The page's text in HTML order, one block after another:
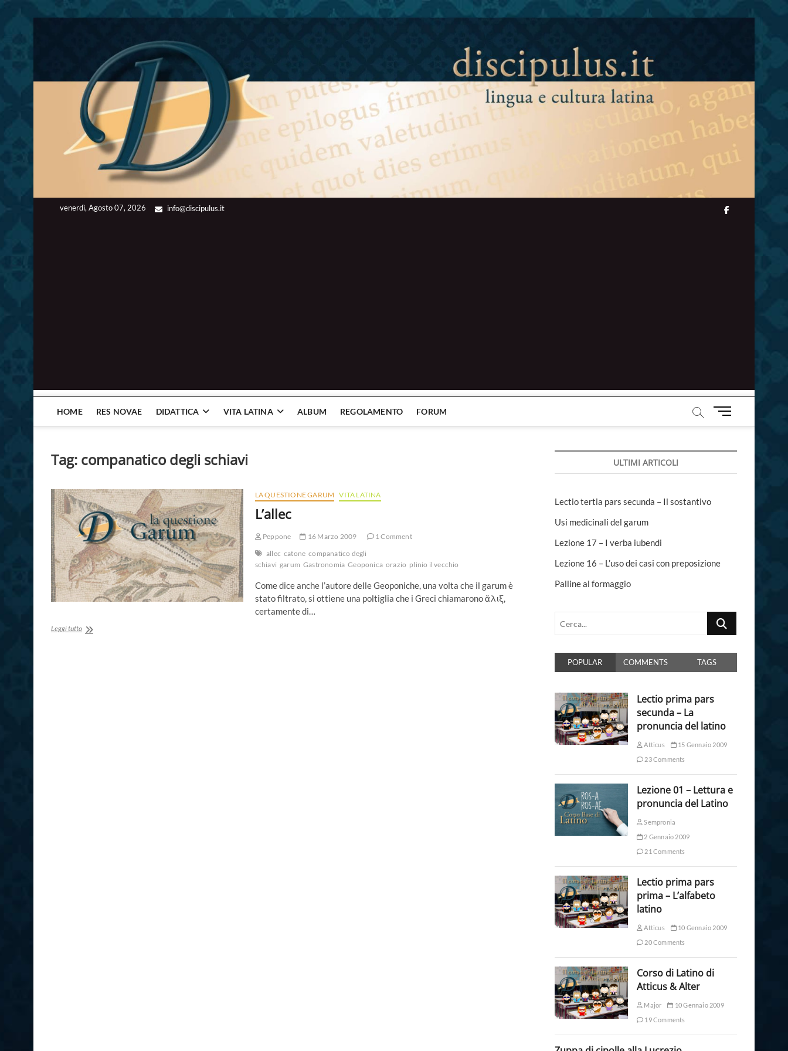
venerdì, Agosto 07, 2026 info@discipulus.it facebook
HOME RES NOVAE DIDATTICA VITA LATINA ALBUM REGOLAMENTO FORUM
M
u
u
Tag: companatico degli schiavi
LA QUESTIONE GARUM VITA LATINA
L’allec
Peppone 16 Marzo 2009
1 Comment
allec catone companatico degli
schiavi garum Gastronomia Geoponica orazio plinio il vecchio
Come dice anche l’autore delle Geoponiche, una volta che il garum è
stato filtrato, si ottiene una poltiglia che i Greci chiamarono ἄλιξ,
certamente di…
Leggi tuttoL’allec
ULTIMI ARTICOLI
Lectio tertia pars secunda – Il sostantivo
Usi medicinali del garum
Lezione 17 – I verba iubendi
Lezione 16 – L’uso dei casi con preposizione
Palline al formaggio
Cerca...
POPULAR COMMENTS TAGS
Lectio prima pars
secunda – La
pronuncia del latino
Atticus
15 Gennaio 2009
23 Comments
Lezione 01 – Lettura e
pronuncia del Latino
Sempronia
2 Gennaio 2009
21 Comments
Lectio prima pars
prima – L’alfabeto
latino
Atticus
10 Gennaio 2009
20 Comments
Corso di Latino di
Atticus & Alter
Major
10 Gennaio 2009
19 Comments